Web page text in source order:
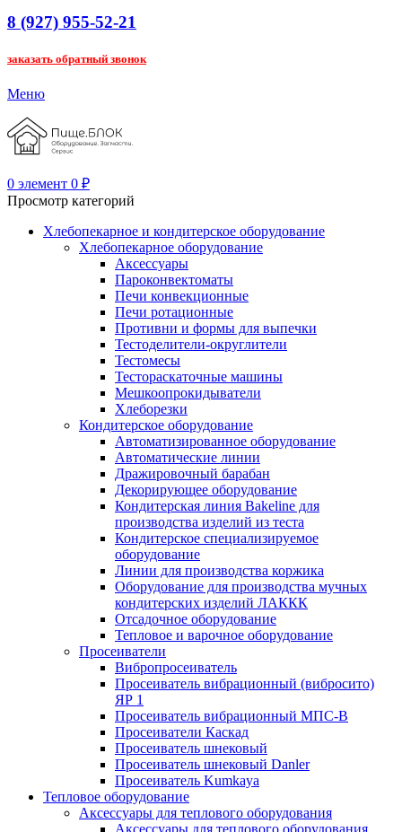
8 (927) 955-52-21
заказать обратный звонок
Меню
0 элемент 0 ₽
Просмотр категорий
Хлебопекарное и кондитерское оборудование
Хлебопекарное оборудование
Аксессуары
Пароконвектоматы
Печи конвекционные
Печи ротационные
Противни и формы для выпечки
Тестоделители-округлители
Тестомесы
Тестораскаточные машины
Мешкоопрокидыватели
Хлеборезки
Кондитерское оборудование
Автоматизированное оборудование
Автоматические линии
Дражировочный барабан
Декорирующее оборудование
Кондитерская линия Bakeline для
производства изделий из теста
Кондитерское специализируемое
оборудование
Линии для производства коржика
Оборудование для производства мучных
кондитерских изделий ЛАККК
Отсадочное оборудование
Тепловое и варочное оборудование
Просеиватели
Вибропросеиватель
Просеиватель вибрационный (вибросито)
ЯР 1
Просеиватель вибрационный МПС-В
Просеиватели Каскад
Просеиватель шнековый
Просеиватель шнековый Danler
Просеиватель Kumkaya
Тепловое оборудование
Аксессуары для теплового оборудования
Аксессуары для теплового оборудования